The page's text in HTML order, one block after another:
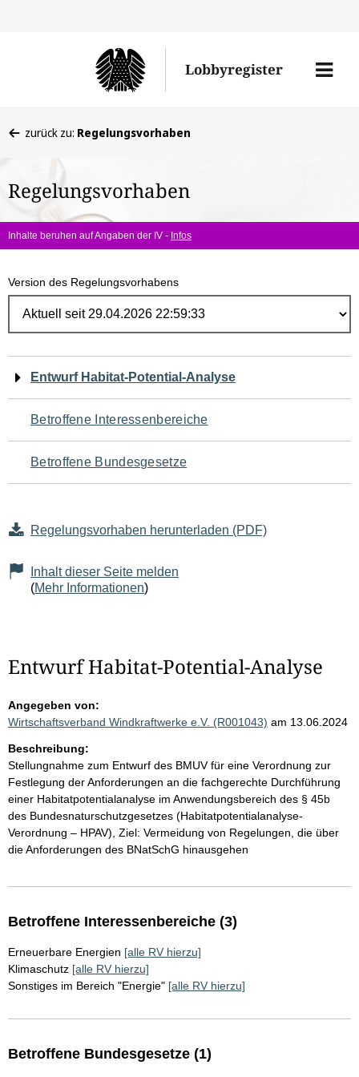
Lobbyregister
Menü
befinden
hier:
zurück zu: Regelungsvorhaben
Regelungsvorhaben
Inhalte beruhen auf Angaben der IV - Infos
Version des Regelungsvorhabens
Navigation
für
den
Seiteninhalt
Entwurf Habitat-Potential-Analyse
Betroffene Interessenbereiche
Betroffene Bundesgesetze
Regelungsvorhaben herunterladen (PDF)
Inhalt dieser Seite melden
(Mehr Informationen)
Entwurf Habitat-Potential-Analyse
Angegeben von:
Wirtschaftsverband Windkraftwerke e.V. (R001043) am 13.06.2024
Beschreibung:
Stellungnahme zum Entwurf des BMUV für eine Verordnung zur
Festlegung der Anforderungen an die fachgerechte Durchführung
einer Habitatpotentialanalyse im Anwendungsbereich des § 45b
des Bundesnaturschutzgesetzes (Habitatpotentialanalyse-
Verordnung – HPAV), Ziel: Vermeidung von Regelungen, die über
die Anforderungen des BNatSchG hinausgehen
Betroffene Interessenbereiche (3)
Erneuerbare Energien [alle RV hierzu]
Klimaschutz [alle RV hierzu]
Sonstiges im Bereich "Energie" [alle RV hierzu]
Betroffene Bundesgesetze (1)